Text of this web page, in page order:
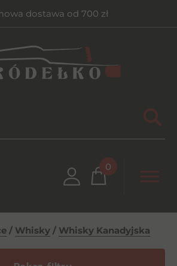
dostawa od 700 zł
0
/ Whisky / Whisky Kanadyjska